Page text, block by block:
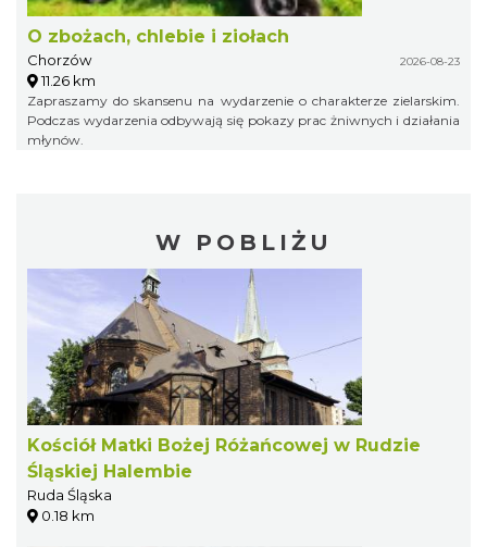
O zbożach, chlebie i ziołach
Chorzów 2026-08-23
11.26 km
Zapraszamy do skansenu na wydarzenie o charakterze zielarskim.
Podczas wydarzenia odbywają się pokazy prac żniwnych i działania
młynów.
W POBLIŻU
Kościół Matki Bożej Różańcowej w Rudzie
Śląskiej Halembie
Ruda Śląska
0.18 km